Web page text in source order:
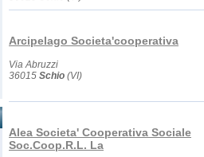
Arcipelago Societa'cooperativa
Via Abruzzi
36015 Schio (VI)
Alea Societa' Cooperativa Sociale
Soc.Coop.R.L. La